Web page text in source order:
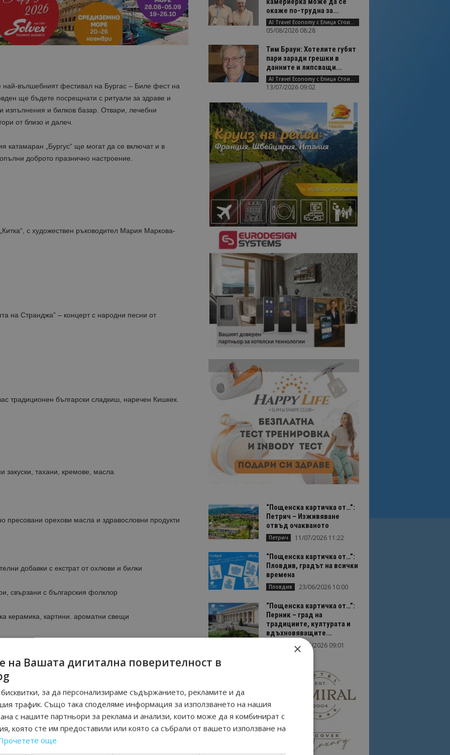
вълшебният фестивал на Бургас – Биле фест на
ще бъдете посрещнати с ритуали за здраве и
изпълнения и билков базар. Отвари, лечебни
от близо и далеч.
катамаран „Бургус“ ще могат да се включат и в
доброто празнично настроение.
с художествен ръководител Мария Маркова-
на Странджа” – концерт с народни песни от
традиционен български сладкиш, наречен Кишкек.
закуски, тахани, кремове, масла
пресовани орехови масла и здравословни продукти
добавки с екстрат от охлюви и билки
свързани с българския фолклор
керамика, картини. ароматни свещи
камъни
мармалад
окаже по-трудна за...
AI Travel Economy с Елица Стоилова
05/08/2026 08:28
Тим Браун: Хотелите губят
пари заради грешки в
данните и липсващи...
AI Travel Economy с Елица Стоилова
13/07/2026 09:02
“Пощенска картичка от…”:
Петрич – Изживяване
отвъд очакваното
Петрич 11/07/2026 11:22
“Пощенска картичка от…”:
Пловдив, градът на всички
времена
Пловдив 23/06/2026 10:00
“Пощенска картичка от…”:
Перник – град на
традициите, културата и
вдъхновяващите...
17/06/2026 09:01
×
на Вашата дигитална поверителност в
за да персонализираме съдържанието, рекламите и да
трафик. Също така споделяме информация за използването на нашия
с нашите партньори за реклама и анализи, които може да я комбинират с
която сте им предоставили или която са събрали от вашето използване на
още